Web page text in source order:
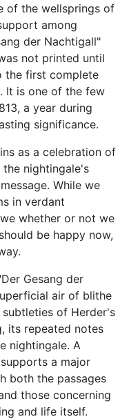
of the wellsprings of
among
der Nachtigall"
not printed until
the first complete
It is one of the few
a year during
significance.
as a celebration of
nightingale's
While we
in verdant
whether or not we
be happy now,
Gesang der
air of blithe
of Herder's
its repeated notes
nightingale. A
a major
both the passages
those concerning
and life itself.